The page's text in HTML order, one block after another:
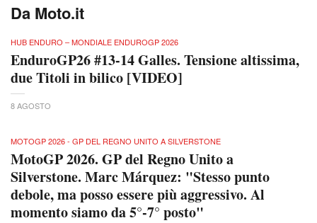
Da Moto.it
HUB ENDURO – MONDIALE ENDUROGP 2026
EnduroGP26 #13-14 Galles. Tensione altissima,
due Titoli in bilico [VIDEO]
8 AGOSTO
MOTOGP 2026 - GP DEL REGNO UNITO A SILVERSTONE
MotoGP 2026. GP del Regno Unito a
Silverstone. Marc Márquez: "Stesso punto
debole, ma posso essere più aggressivo. Al
momento siamo da 5°-7° posto"